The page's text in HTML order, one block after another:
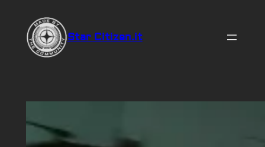
contenuto
Star Citizen.it